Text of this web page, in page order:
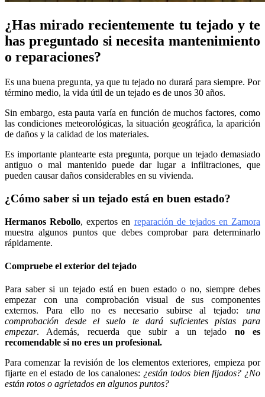
¿Has mirado recientemente tu tejado y te
has preguntado si necesita mantenimiento
o reparaciones?
Es una buena pregunta, ya que tu tejado no durará para siempre. Por
término medio, la vida útil de un tejado es de unos 30 años.
Sin embargo, esta pauta varía en función de muchos factores, como
las condiciones meteorológicas, la situación geográfica, la aparición
de daños y la calidad de los materiales.
Es importante plantearte esta pregunta, porque un tejado demasiado
antiguo o mal mantenido puede dar lugar a infiltraciones, que
pueden causar daños considerables en su vivienda.
¿Cómo saber si un tejado está en buen estado?
Hermanos Rebollo, expertos en reparación de tejados en Zamora
muestra algunos puntos que debes comprobar para determinarlo
rápidamente.
Compruebe el exterior del tejado
Para saber si un tejado está en buen estado o no, siempre debes
empezar con una comprobación visual de sus componentes
externos. Para ello no es necesario subirse al tejado: una
comprobación desde el suelo te dará suficientes pistas para
empezar. Además, recuerda que subir a un tejado no es
recomendable si no eres un profesional.
Para comenzar la revisión de los elementos exteriores, empieza por
fijarte en el estado de los canalones: ¿están todos bien fijados? ¿No
están rotos o agrietados en algunos puntos?